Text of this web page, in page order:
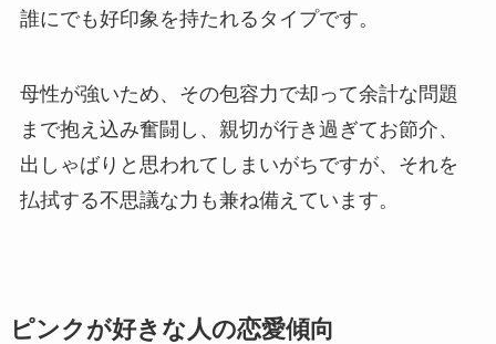
誰にでも好印象を持たれるタイプです。
母性が強いため、その包容力で却って余計な問題
まで抱え込み奮闘し、親切が行き過ぎてお節介、
出しゃばりと思われてしまいがちですが、それを
払拭する不思議な力も兼ね備えています。
ピンクが好きな人の恋愛傾向